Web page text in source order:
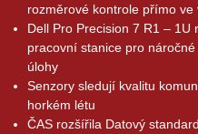
rozměrové kontrole přímo ve
Dell Pro Precision 7 R1 – 1U
pracovní stanice pro náročné
úlohy
Senzory sledují kvalitu
horkém létu
ČAS rozšířila Datový